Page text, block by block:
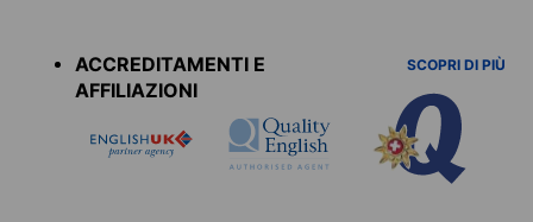
ACCREDITAMENTI E
AFFILIAZIONI
SCOPRI DI PIÙ